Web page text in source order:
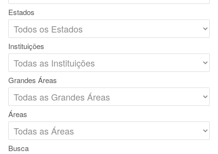
Estados
Instituições
Grandes Áreas
Áreas
Busca